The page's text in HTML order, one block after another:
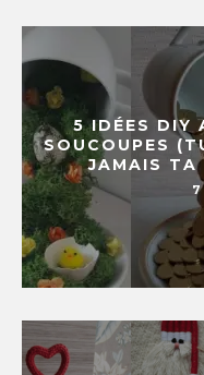
5 IDÉES DIY
SOUCOUPES
JAMAIS TA